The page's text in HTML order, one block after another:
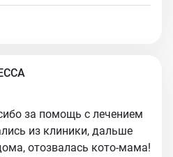
за помощь с лечением
из клиники, дальше
отозвалась кото-мама!